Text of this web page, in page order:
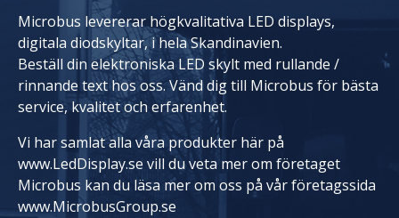
Microbus levererar högkvalitativa LED displays,
digitala diodskyltar, i hela Skandinavien.
Beställ din elektroniska LED skylt med rullande /
rinnande text hos oss. Vänd dig till Microbus för bästa
service, kvalitet och erfarenhet.
Vi har samlat alla våra produkter här på
www.LedDisplay.se vill du veta mer om företaget
Microbus kan du läsa mer om oss på vår företagssida
www.MicrobusGroup.se